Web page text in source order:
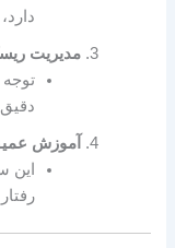
مدیریت
آموزش
این